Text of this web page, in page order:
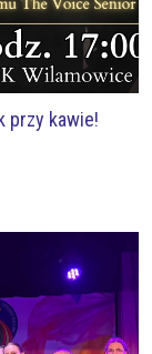
przy kawie!